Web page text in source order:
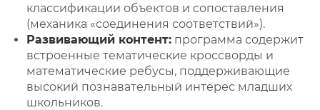
классификации объектов и сопоставления
(механика «соединения соответствий»).
Развивающий контент: программа содержит
встроенные тематические кроссворды и
математические ребусы, поддерживающие
высокий познавательный интерес младших
школьников.